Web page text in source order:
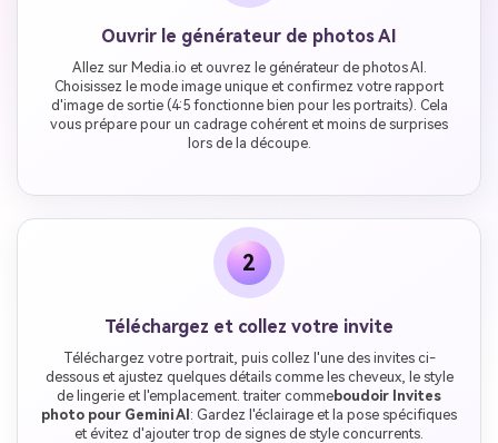
Ouvrir le générateur de photos AI
Allez sur Media.io et ouvrez le générateur de photos AI.
Choisissez le mode image unique et confirmez votre rapport
d'image de sortie (4:5 fonctionne bien pour les portraits). Cela
vous prépare pour un cadrage cohérent et moins de surprises
lors de la découpe.
2
Téléchargez et collez votre invite
Téléchargez votre portrait, puis collez l'une des invites ci-
dessous et ajustez quelques détails comme les cheveux, le style
de lingerie et l'emplacement. traiter commeboudoir Invites
photo pour Gemini AI : Gardez l'éclairage et la pose spécifiques
et évitez d'ajouter trop de signes de style concurrents.